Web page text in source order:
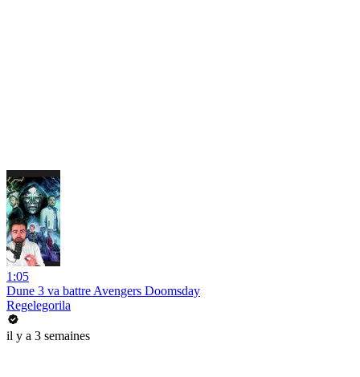
1:05
Dune 3 va battre Avengers Doomsday
Regelegorila
il y a 3 semaines